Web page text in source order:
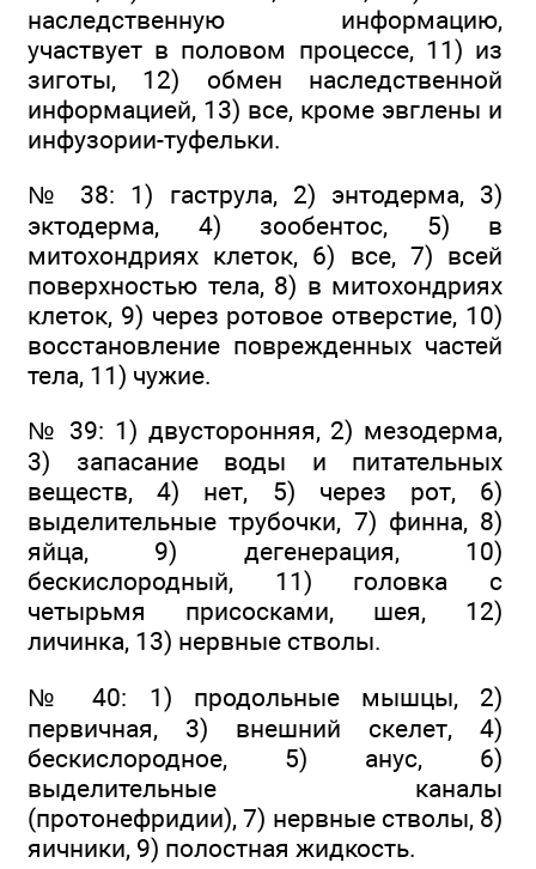
наследственную информацию,
участвует в половом процессе, 11) из
зиготы, 12) обмен наследственной
информацией, 13) все, кроме эвглены и
инфузории-туфельки.
№ 38: 1) гаструла, 2) энтодерма, 3)
эктодерма, 4) зообентос, 5) в
митохондриях клеток, 6) все, 7) всей
поверхностью тела, 8) в митохондриях
клеток, 9) через ротовое отверстие, 10)
восстановление поврежденных частей
тела, 11) чужие.
№ 39: 1) двусторонняя, 2) мезодерма,
3) запасание воды и питательных
веществ, 4) нет, 5) через рот, 6)
выделительные трубочки, 7) финна, 8)
яйца, 9) дегенерация, 10)
бескислородный, 11) головка с
четырьмя присосками, шея, 12)
личинка, 13) нервные стволы.
№ 40: 1) продольные мышцы, 2)
первичная, 3) внешний скелет, 4)
бескислородное, 5) анус, 6)
выделительные каналы
(протонефридии), 7) нервные стволы, 8)
яичники, 9) полостная жидкость.